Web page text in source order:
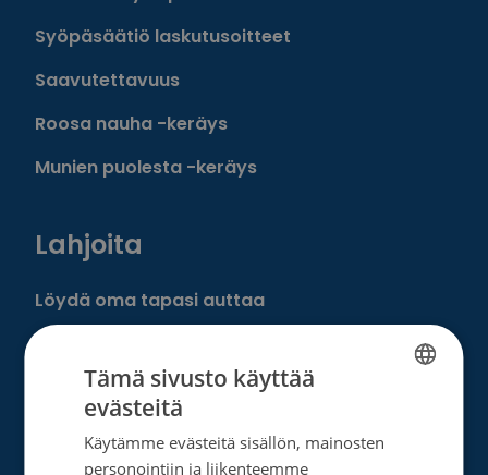
Syöpäsäätiö laskutusoitteet
Saavutettavuus
Roosa nauha -keräys
Munien puolesta -keräys
Lahjoita
Löydä oma tapasi auttaa
Tee kertalahjoitus
Tee muistolahja
SWEDISH
Tämä sivusto käyttää
evästeitä
Käytämme evästeitä sisällön, mainosten
personointiin ja liikenteemme